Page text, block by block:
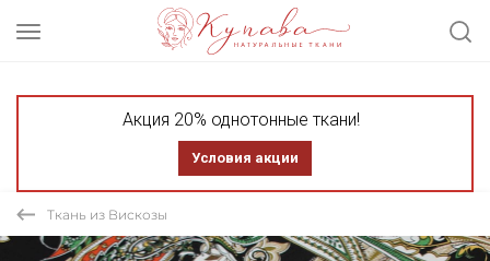
Акция 20% однотонные ткани!
Условия акции
Ткань из Вискозы
СКИДКА 30% ТКАНЬ В ОТРЕЗАХ